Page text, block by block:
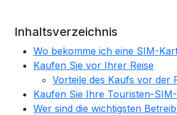
Inhaltsverzeichnis
Wo bekomme ich eine SIM-
Kaufen Sie vor Ihrer Reise
Vorteile des Kaufs vor der
Kaufen Sie Ihre Touristen-
Wer sind die wichtigsten